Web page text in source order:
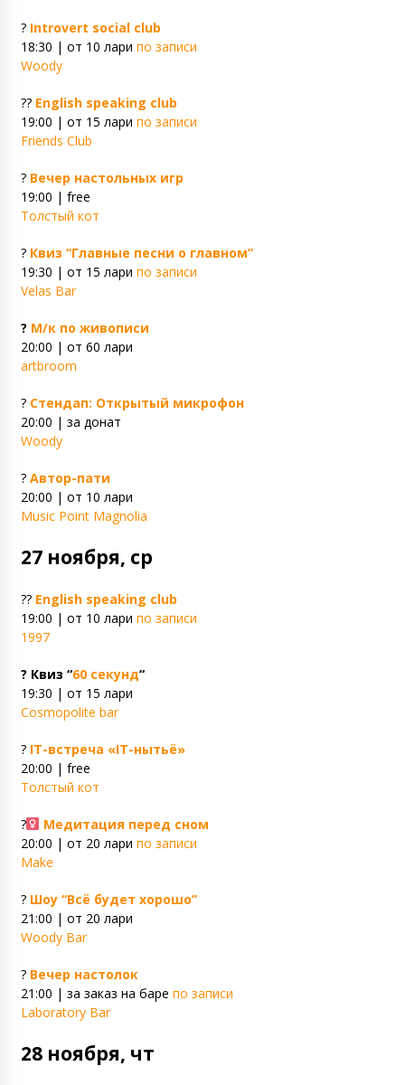
? Introvert social club
18:30 | от 10 лари по записи
Woody
?? English speaking club
19:00 | от 15 лари по записи
Friends Club
? Вечер настольных игр
19:00 | free
Толстый кот
? Квиз “Главные песни о главном”
19:30 | от 15 лари по записи
Velas Bar
? М/к по живописи
20:00 | от 60 лари
artbroom
? Стендап: Открытый микрофон
20:00 | за донат
Woody
? Автор-пати
20:00 | от 10 лари
Music Point Magnolia
27 ноября, ср
?? English speaking club
19:00 | от 10 лари по записи
1997
? Квиз “60 секунд“
19:30 | от 15 лари
Cosmopolite bar
? IT-встреча «IT-нытьё»
20:00 | free
Толстый кот
?‍
Медитация перед сном
20:00 | от 20 лари по записи
Make
? Шоу “Всё будет хорошо”
21:00 | от 20 лари
Woody Bar
? Вечер настолок
21:00 | за заказ на баре по записи
Laboratory Bar
28 ноября, чт